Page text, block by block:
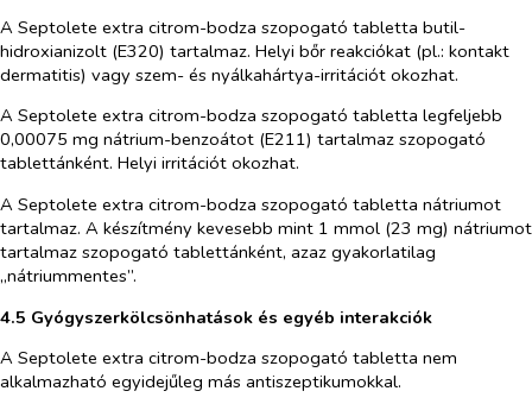
A Septolete extra citrom-bodza szopogató tabletta butil-
hidroxianizolt (E320) tartalmaz. Helyi bőr reakciókat (pl.: kontakt
dermatitis) vagy szem- és nyálkahártya-irritációt okozhat.
A Septolete extra citrom-bodza szopogató tabletta legfeljebb
0,00075 mg nátrium-benzoátot (E211) tartalmaz szopogató
tablettánként. Helyi irritációt okozhat.
A Septolete extra citrom-bodza szopogató tabletta nátriumot
tartalmaz. A készítmény kevesebb mint 1 mmol (23 mg) nátriumot
tartalmaz szopogató tablettánként, azaz gyakorlatilag
„nátriummentes”.
4.5 Gyógyszerkölcsönhatások és egyéb interakciók
A Septolete extra citrom-bodza szopogató tabletta nem
alkalmazható egyidejűleg más antiszeptikumokkal.